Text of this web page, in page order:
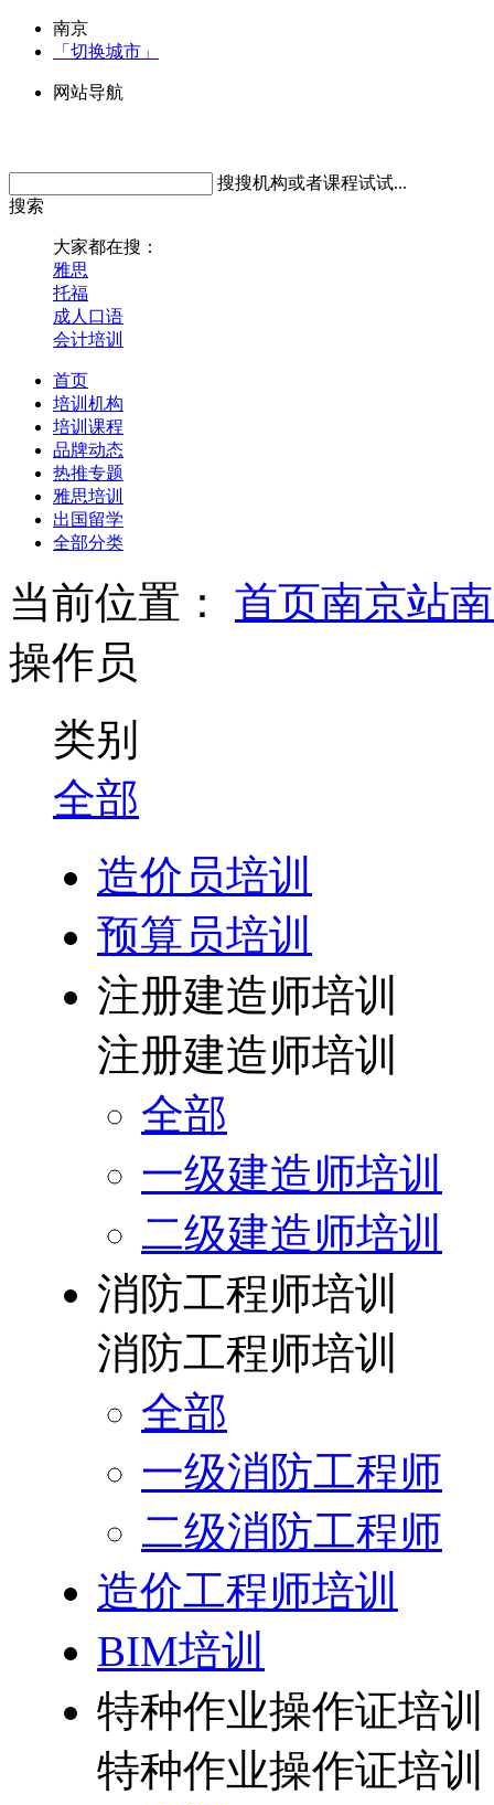
南京
「切换城市」
网站导航
搜搜机构或者课程试试...
搜索
大家都在搜：
雅思
托福
成人口语
会计培训
首页
培训机构
培训课程
品牌动态
热推专题
雅思培训
出国留学
全部分类
当前位置： 首页南京站
操作员
类别
全部
造价员培训
预算员培训
注册建造师培训
注册建造师培训
全部
一级建造师培训
二级建造师培训
消防工程师培训
消防工程师培训
全部
一级消防工程师
二级消防工程师
造价工程师培训
BIM培训
特种作业操作证培训
特种作业操作证培训